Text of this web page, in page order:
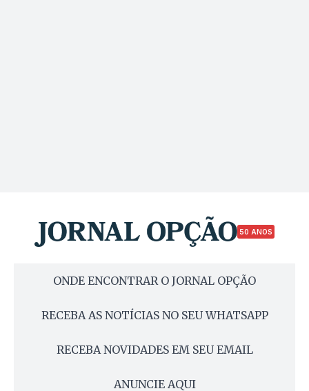
50 ANOS
ONDE ENCONTRAR O JORNAL OPÇÃO
RECEBA AS NOTÍCIAS NO SEU WHATSAPP
RECEBA NOVIDADES EM SEU EMAIL
ANUNCIE AQUI